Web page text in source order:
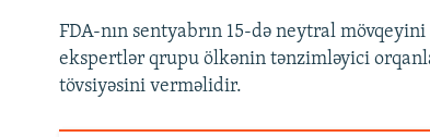
FDA-nın sentyabrın 15-də neytral
ekspertlər qrupu ölkənin tənzimləyici
tövsiyəsini verməlidir.